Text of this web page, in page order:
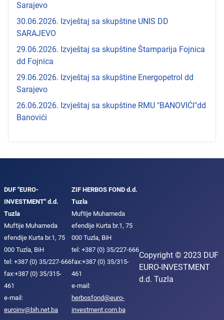
Sarajevo
30.06.2026. Izvještaj sa skupštine UNIS DD
SARAJEVO
29.06.2026. Izvještaj sa skupštine Štamparija Fojnica
dd Fojnica
29.06.2026. Izvještaj sa skupštine Energopetrol dd
Sarajevo
26.06.2026. Izvještaj sa skupštine RMU "BANOVIĆI"dd
Banovići
DUF "EURO-
INVESTMENT" d.d.
Tuzla
Muftije Muhameda
efendije Kurta br.1, 75
000 Tuzla, BiH
tel: +387 (0) 35/227-666
fax:+387 (0) 35/315-
461
e-mail:
euroinv@bih.net.ba
ZIF HERBOS FOND d.d.
Tuzla
Muftije Muhameda
efendije Kurta br.1, 75
000 Tuzla, BiH
tel: +387 (0) 35/227-666
fax:+387 (0) 35/315-
461
e-mail:
herbosfond@euro-
investment.com.ba
Copyright © 2023 DUF
EURO-INVESTMENT
d.d. Tuzla